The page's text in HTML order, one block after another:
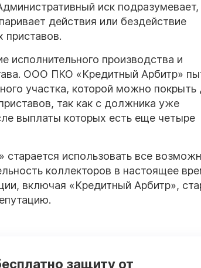
иск подразумевает,
действия или бездействие
приставов.
исполнительного производства и
ООО ПКО «Кредитный Арбитр»
участка, которой можно покрыть
так как с должника уже
выплаты которых есть еще четыре
старается использовать все
коллекторов в настоящее
включая «Кредитный Арбитр»,
защиту от